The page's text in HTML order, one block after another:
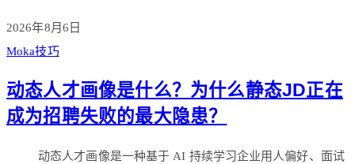
2026年8月6日
Moka技巧
动态人才画像是什么？为什么静态JD正在
成为招聘失败的最大隐患？
动态人才画像是一种基于 AI 持续学习企业用人偏好、面试